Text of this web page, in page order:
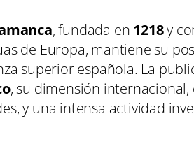
, fundada en 1218y
de Europa, mantiene su
superior española. La
, su dimensión
y una intensa actividad